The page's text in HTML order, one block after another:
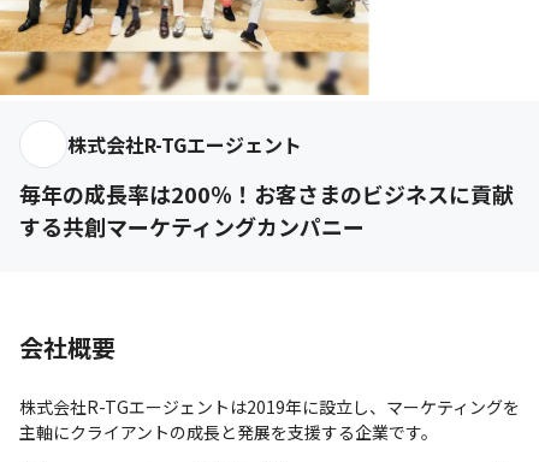
株式会社R-TGエージェント
毎年の成長率は200％！お客さまのビジネスに貢献
する共創マーケティングカンパニー
会社概要
株式会社R-TGエージェントは2019年に設立し、マーケティングを
主軸にクライアントの成長と発展を支援する企業です。